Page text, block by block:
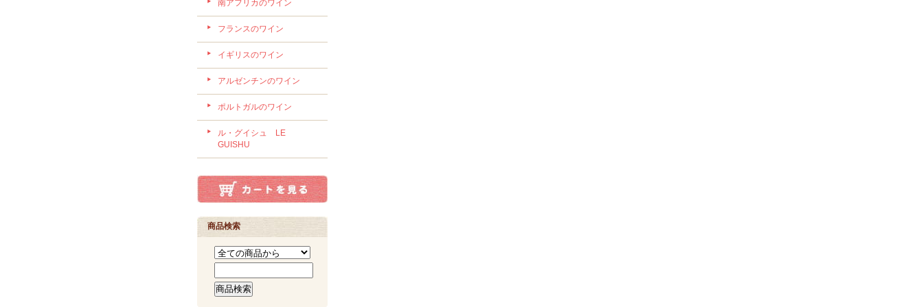
南アフリカのワイン
フランスのワイン
イギリスのワイン
アルゼンチンのワイン
ポルトガルのワイン
ル・グイシュ LE
GUISHU
商品検索